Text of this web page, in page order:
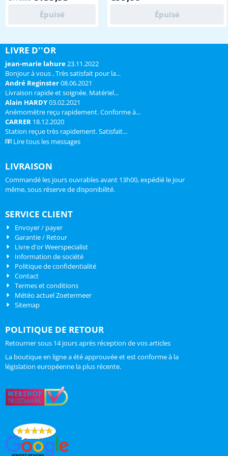
luchtvochtigheids precisie
sensor in de buitenunit
buitentemperatuur en
d.m.v. de 7-in-1 buitensensor
optioneel uitbreidbaar met
extra sensoren (maximaal 7
stuks, z...
Épuisé
binnen (d.m.v. smiley) trend tendens
d.m.v. pijltje op de
Épuisé
LIVRE D''OR
jean-marie lahure23.11.2022
Bonjour à vous , Très satisfait pour la...
André Reginster08.06.2021
Livraison rapide et soignée. Matériel...
Alain HARDY03.02.2021
Anémomètre reçu rapidement. Conforme à...
CARRER 18.12.2020
Station reçue très rapidement. Satisfait...
Lire tous les messages
LIVRAISON
Commandé les jours ouvrables avant 13h00, expédié le jour
même, sous réserve de disponibilité.
SERVICE CLIENT
Envoyer / payer
Garantie / Retour
Livre d'or Weerspecialist
Information de société
Politique de confidentialité
Contact
Termes et conditions
Météo actuel Zoetermeer
Sitemap
POLITIQUE DE RETOUR
Retourner sous 14 jours après réception de vos articles
La boutique en ligne a été approuvée et est conforme à la
législation européenne la plus récente.